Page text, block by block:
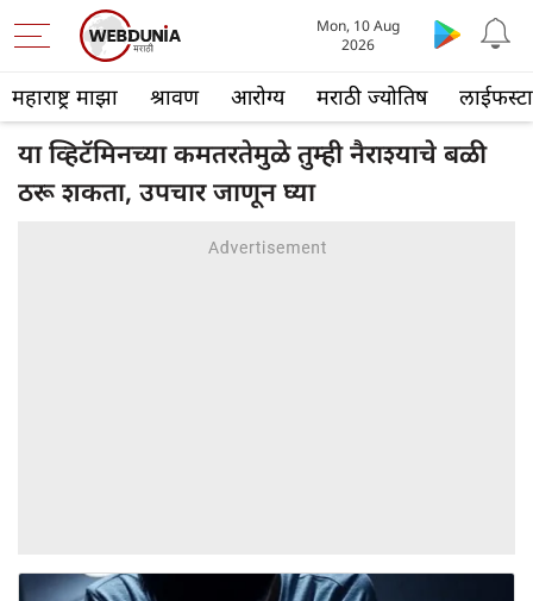
महाराष्ट्र माझा श्रावण आरोग्य मराठी ज्योतिष
Mon, 10 Aug
2026
या व्हिटॅमिनच्या कमतरतेमुळे तुम्ही नैराश्याचे बळी
ठरू शकता, उपचार जाणून घ्या